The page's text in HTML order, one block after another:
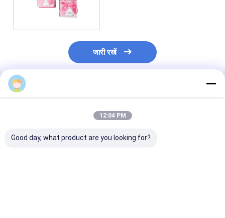
जारी रखें
अनुशंसित उत्पाद
12:04 PM
Good day, what product are you looking for?